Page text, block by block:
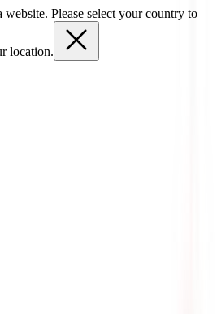
Please select your country to
location.